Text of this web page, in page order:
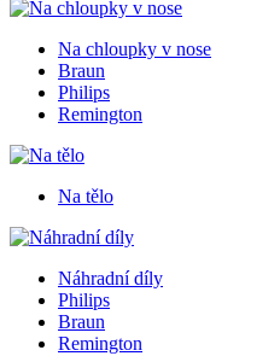
Na chloupky v nose
Braun
Philips
Remington
Na tělo
Náhradní díly
Philips
Braun
Remington